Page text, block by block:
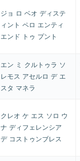
ジョ ロ ベオ ディステ
ィント ペロ エンティ
エンド トゥ プント
エン ミ クルトゥラ ソ
レモス アセルロ デ エ
スタ マネラ
クレオ ケ エス ソロ ウ
ナ ディフェレンシア
デ コストゥンブレス